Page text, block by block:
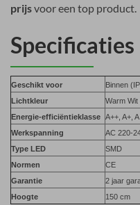
prijsvoor een top product.
Specificaties
Geschikt voor
Binnen
Lichtkleur
Warm Wit
Energie-efficiëntieklasse A++, A+,
Werkspanning
AC 220-
Type LED
SMD
Normen
CE
Garantie
2 jaar
Hoogte
150 cm